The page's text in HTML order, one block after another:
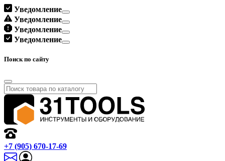
Уведомление
Уведомление
Уведомление
Уведомление
Поиск по сайту
+7 (905) 670-17-69